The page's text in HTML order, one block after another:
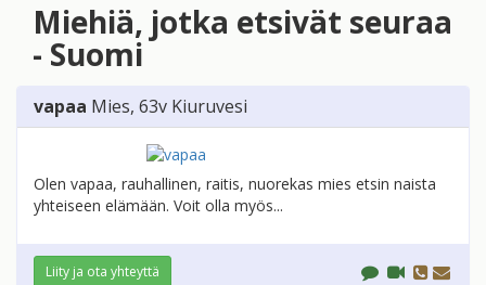
Miehiä, jotka etsivät seuraa
- Suomi
vapaa Mies, 63v Kiuruvesi
Olen vapaa, rauhallinen, raitis, nuorekas mies etsin naista
yhteiseen elämään. Voit olla myös...
Liity ja ota yhteyttä